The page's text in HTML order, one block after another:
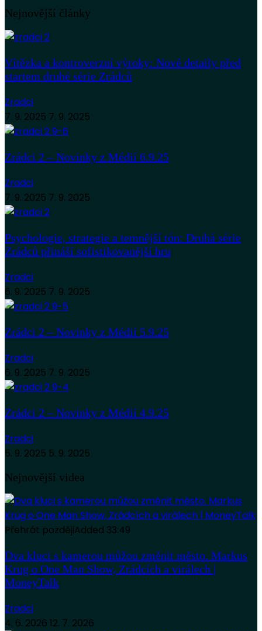
Nejnovější články
Vítězka a kontroverzní výroky: Nové detaily před
startem druhé série Zrádců
Zradci
7. 9. 2025 7. 9. 2025
Zrádci 2 – Novinky z Médií 6.9.25
Zradci
7. 9. 2025 7. 9. 2025
Psychologie, strategie a temnější tón: Druhá série
Zrádců přináší sofistikovanější hru
Zradci
6. 9. 2025 7. 9. 2025
Zrádci 2 – Novinky z Médií 5.9.25
Zradci
6. 9. 2025 7. 9. 2025
Zrádci 2 – Novinky z Médií 4.9.25
Zradci
5. 9. 2025 5. 9. 2025
Nejnovější videa
Přehrát pozdějiAdded 33:49
Dva kluci s kamerou můžou změnit město. Markus
Krug o One Man Show, Zrádcích a virálech |
MoneyTalk
Zradci
4. 6. 2026 12. 7. 2026